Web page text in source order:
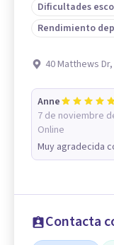
Dificultades
Rendimiento
40 Matthews
Anne
7 de noviembre
Online
Muy agradecida
Contacta